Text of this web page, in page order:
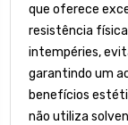
que oferece
resistência
intempéries,
garantindo um
benefícios
não utiliza